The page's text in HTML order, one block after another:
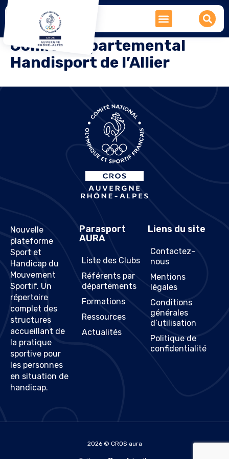
Comité Départemental
Handisport de l’Allier
Nouvelle
plateforme
Sport et
Handicap du
Mouvement
Sportif. Un
répertoire
complet des
structures
accueillant de
la pratique
sportive pour
les personnes
en situation de
handicap.
Parasport
AURA
Liste des Clubs
Référents par
départements
Formations
Ressources
Actualités
Liens du site
Contactez-
nous
Mentions
légales
Conditions
générales
d’utilisation
Politique de
confidentialité
2026 © CROS aura